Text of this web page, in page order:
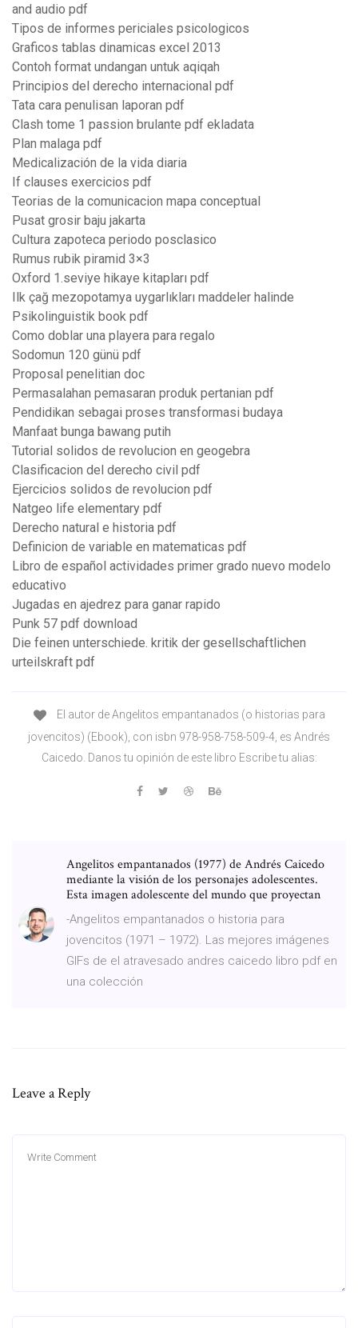
and audio pdf
Tipos de informes periciales psicologicos
Graficos tablas dinamicas excel 2013
Contoh format undangan untuk aqiqah
Principios del derecho internacional pdf
Tata cara penulisan laporan pdf
Clash tome 1 passion brulante pdf ekladata
Plan malaga pdf
Medicalización de la vida diaria
If clauses exercicios pdf
Teorias de la comunicacion mapa conceptual
Pusat grosir baju jakarta
Cultura zapoteca periodo posclasico
Rumus rubik piramid 3×3
Oxford 1.seviye hikaye kitapları pdf
Ilk çağ mezopotamya uygarlıkları maddeler halinde
Psikolinguistik book pdf
Como doblar una playera para regalo
Sodomun 120 günü pdf
Proposal penelitian doc
Permasalahan pemasaran produk pertanian pdf
Pendidikan sebagai proses transformasi budaya
Manfaat bunga bawang putih
Tutorial solidos de revolucion en geogebra
Clasificacion del derecho civil pdf
Ejercicios solidos de revolucion pdf
Natgeo life elementary pdf
Derecho natural e historia pdf
Definicion de variable en matematicas pdf
Libro de español actividades primer grado nuevo modelo
educativo
Jugadas en ajedrez para ganar rapido
Punk 57 pdf download
Die feinen unterschiede. kritik der gesellschaftlichen
urteilskraft pdf
El autor de Angelitos empantanados (o historias para
jovencitos) (Ebook), con isbn 978-958-758-509-4, es Andrés
Caicedo. Danos tu opinión de este libro Escribe tu alias:
Angelitos empantanados (1977) de Andrés Caicedo
mediante la visión de los personajes adolescentes.
Esta imagen adolescente del mundo que proyectan
-Angelitos empantanados o historia para
jovencitos (1971 – 1972). Las mejores imágenes
GIFs de el atravesado andres caicedo libro pdf en
una colección
Leave a Reply